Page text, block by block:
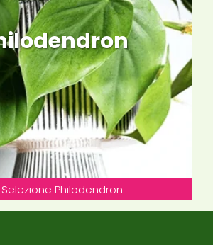
Selezione Philodendron